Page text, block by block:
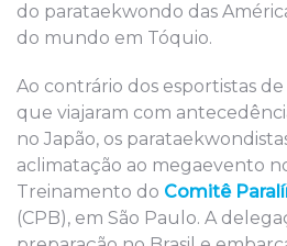
do parataekwondo das
do mundo em Tóquio.
Ao contrário dos esportistas
que viajaram com
no Japão, os
aclimatação ao megaevento
Treinamento do Comitê
(CPB), em São Paulo. A